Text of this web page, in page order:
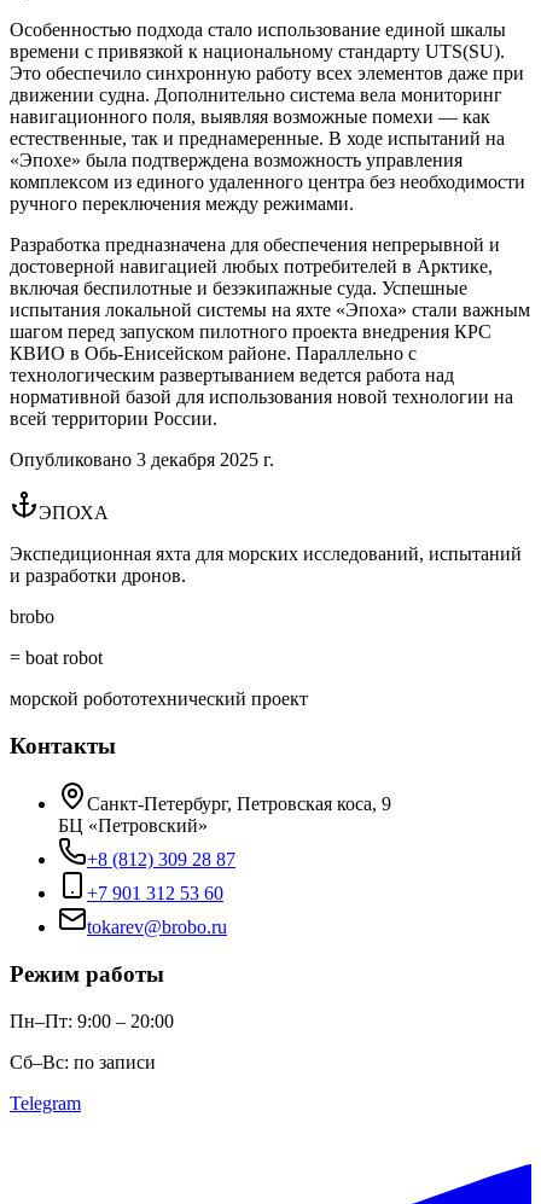
Особенностью подхода стало использование единой шкалы
времени с привязкой к национальному стандарту UTS(SU).
Это обеспечило синхронную работу всех элементов даже при
движении судна. Дополнительно система вела мониторинг
навигационного поля, выявляя возможные помехи — как
естественные, так и преднамеренные. В ходе испытаний на
«Эпохе» была подтверждена возможность управления
комплексом из единого удаленного центра без необходимости
ручного переключения между режимами.
Разработка предназначена для обеспечения непрерывной и
достоверной навигацией любых потребителей в Арктике,
включая беспилотные и безэкипажные суда. Успешные
испытания локальной системы на яхте «Эпоха» стали важным
шагом перед запуском пилотного проекта внедрения КРС
КВИО в Обь-Енисейском районе. Параллельно с
технологическим развертыванием ведется работа над
нормативной базой для использования новой технологии на
всей территории России.
Опубликовано 3 декабря 2025 г.
ЭПОХА
Экспедиционная яхта для морских исследований, испытаний
и разработки дронов.
brobo
= boat robot
морской робототехнический проект
Контакты
Санкт-Петербург, Петровская коса, 9
БЦ «Петровский»
+8 (812) 309 28 87
+7 901 312 53 60
tokarev@brobo.ru
Режим работы
Пн–Пт: 9:00 – 20:00
Сб–Вс: по записи
Telegram